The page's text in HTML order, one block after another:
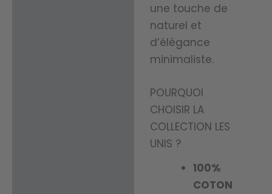
une touche de
naturel et
d’élégance
minimaliste.
POURQUOI
CHOISIR LA
COLLECTION LES
UNIS ?
100%
COTON